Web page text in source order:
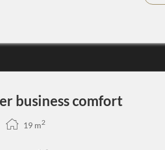
business comfort
19 m2